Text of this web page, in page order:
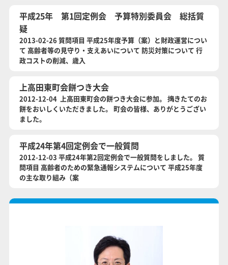
平成25年 第1回定例会 予算特別委員会 総括質
疑
2013-02-26 質問項目 平成25年度予算（案）と財政運営につい
て 高齢者等の見守り・支えあいについて 防災対策について 行
政コストの削減、歳入
上高田東町会餅つき大会
2012-12-04 上高田東町会の餅つき大会に参加。 搗きたてのお
餅をおいしくいただきました。 町会の皆様、ありがとうござい
ました。
平成24年第4回定例会で一般質問
2012-12-03 平成24年第2回定例会で一般質問をしました。 質
問項目 高齢者のための緊急通報システムについて 平成25年度
の主な取り組み（案